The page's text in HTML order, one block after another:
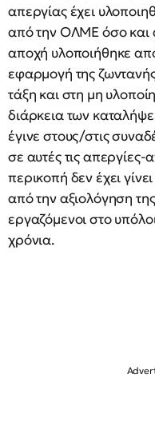
απεργίας έχει
από την ΟΛΜΕ όσο και
αποχή υλοποιήθηκε
εφαρμογή της
τάξη και στη μη
διάρκεια των
έγινε στους/στις
σε αυτές τις
περικοπή δεν έχει
από την αξιολόγηση
εργαζόμενοι στο
χρόνια.